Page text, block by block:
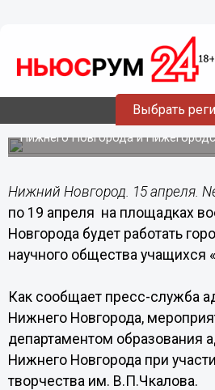
Выбрать
Городская конференция
общества учащихся
откроется в Нижнем
апреля
В мероприятии примут участие
Нижнего Новгорода и
Нижний Новгород. 15 апреля.
по 19 апреля на площадках
Новгорода будет работать
научного общества учащихся
Как сообщает пресс-служба
Нижнего Новгорода,
департаментом образования
Нижнего Новгорода при
творчества им. В.П.Чкалова.